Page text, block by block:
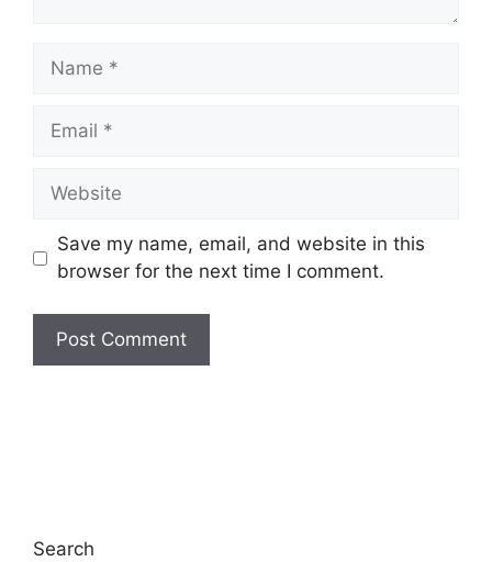
Name
Email
Website
Save my name, email, and website in this
browser for the next time I comment.
Search